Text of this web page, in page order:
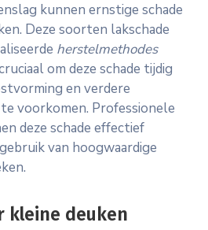
kunnen ernstige schade
Deze soorten lakschade
herstelmethodes
om deze schade tijdig
en verdere
voorkomen. Professionele
deze schade effectief
van hoogwaardige
kleine deuken